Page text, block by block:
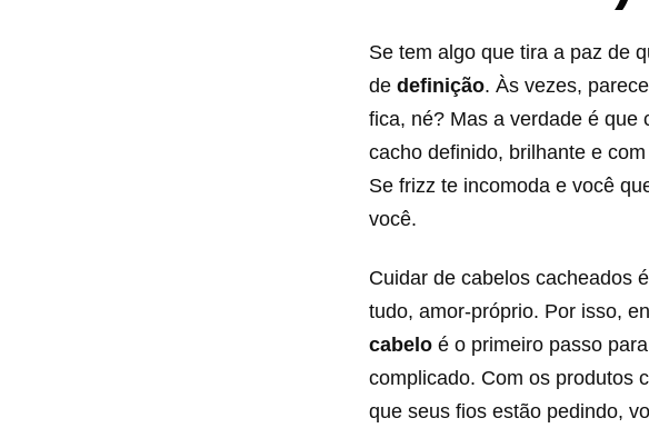
Se tem algo que tira a paz de
de definição. Às vezes,
fica, né? Mas a verdade é que
cacho definido, brilhante e
Se frizz te incomoda e você
você.
Cuidar de cabelos cacheados
tudo, amor-próprio. Por isso,
cabelo é o primeiro passo
complicado. Com os produtos
que seus fios estão pedindo,